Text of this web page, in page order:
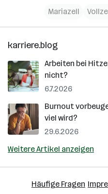
Mariazell
karriere.blog
Arbeiten bei
nicht?
6.7.2026
Burnout
viel wird?
29.6.2026
Weitere Artikel anzeigen
Häufige Fragen